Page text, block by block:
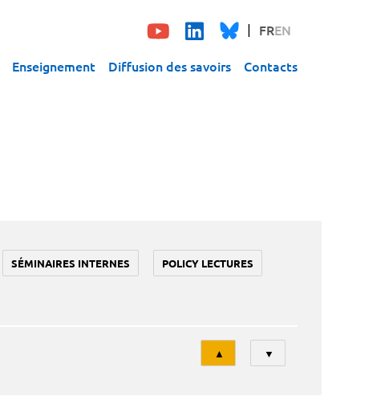
FREN
Enseignement Diffusion des savoirs Contacts
SÉMINAIRES INTERNES POLICY LECTURES
Tri
▲ ▼